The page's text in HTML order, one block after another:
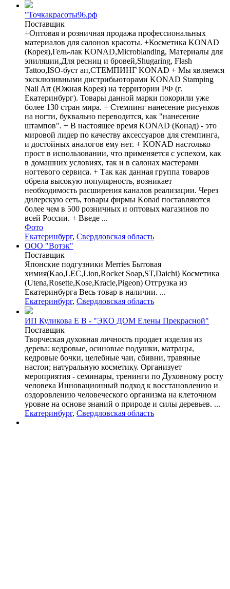
"Точкакрасоты96.рф
Поставщик
+Оптовая и розничная продажа профессиональных
материалов для салонов красоты. +Косметика KONAD
(Корея),Гель-лак KONAD,Microblanding, Материалы для
эпиляции,Для ресниц и бровей,Shugaring, Flash
Tattoo,ISO-буст ап,СТЕМПИНГ KONAD + Мы являемся
эксклюзивными дистрибьюторами KONAD Stamping
Nail Art (Южная Корея) на территории РФ (г.
Екатеринбург). Товары данной марки покорили уже
более 130 стран мира. + Стемпинг нанесение рисунков
на ногти, буквально переводится, как "нанесение
штампов". + В настоящее время KONAD (Конад) - это
мировой лидер по качеству аксессуаров для стемпинга,
и достойных аналогов ему нет. + KONAD настолько
прост в использовании, что применяется с успехом, как
в домашних условиях, так и в салонах мастерами
ногтевого сервиса. + Так как данная группа товаров
обрела высокую популярность, возникает
необходимость расширения каналов реализации. Через
дилерскую сеть, товары фирмы Konad поставляются
более чем в 500 розничных и оптовых магазинов по
всей России. + Введе ...
Фото
Екатеринбург, Свердловская область
ООО "Вотэк"
Поставщик
Японские подгузники Merries Бытовая
химия(Kao,LEC,Lion,Rocket Soap,ST,Daichi) Косметика
(Utena,Rosette,Kose,Kracie,Pigeon) Отгрузка из
Екатеринбурга Весь товар в наличии. ...
Екатеринбург, Свердловская область
ИП Куликова Е В - "ЭКО ДОМ Елены Прекрасной"
Поставщик
Творческая духовная личность продает изделия из
дерева: кедровые, осиновые подушки, матрацы,
кедровые бочки, целебные чаи, сбивни, травяные
настои; натуральную косметику. Организует
мероприятия - семинары, тренинги по Духовному росту
человека Инновационный подход к восстановлению и
оздоровлению человеческого организма на клеточном
уровне на основе знаний о природе и силы деревьев. ...
Екатеринбург, Свердловская область